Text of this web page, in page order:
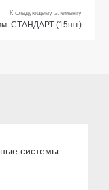
К следующему элементу
СТАНДАРТ (15шт)
системы